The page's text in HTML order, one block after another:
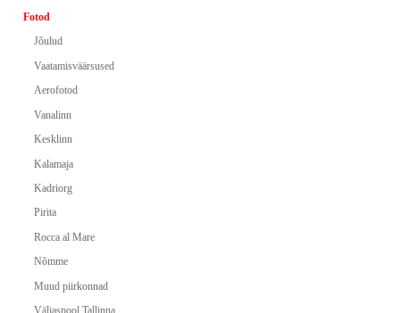
Fotod
Jõulud
Vaatamisväärsused
Aerofotod
Vanalinn
Kesklinn
Kalamaja
Kadriorg
Pirita
Rocca al Mare
Nõmme
Muud piirkonnad
Väljaspool Tallinna